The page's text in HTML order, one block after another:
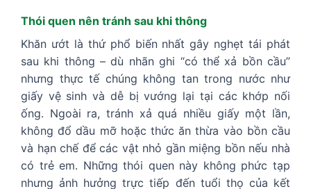
Thói quen nên tránh sau khi thông
Khăn ướt là thứ phổ biến nhất gây nghẹt tái phát
sau khi thông – dù nhãn ghi “có thể xả bồn cầu”
nhưng thực tế chúng không tan trong nước như
giấy vệ sinh và dễ bị vướng lại tại các khớp nối
ống. Ngoài ra, tránh xả quá nhiều giấy một lần,
không đổ dầu mỡ hoặc thức ăn thừa vào bồn cầu
và hạn chế để các vật nhỏ gần miệng bồn nếu nhà
có trẻ em. Những thói quen này không phức tạp
nhưng ảnh hưởng trực tiếp đến tuổi thọ của kết